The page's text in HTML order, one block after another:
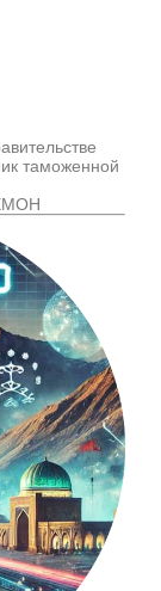
таможенной